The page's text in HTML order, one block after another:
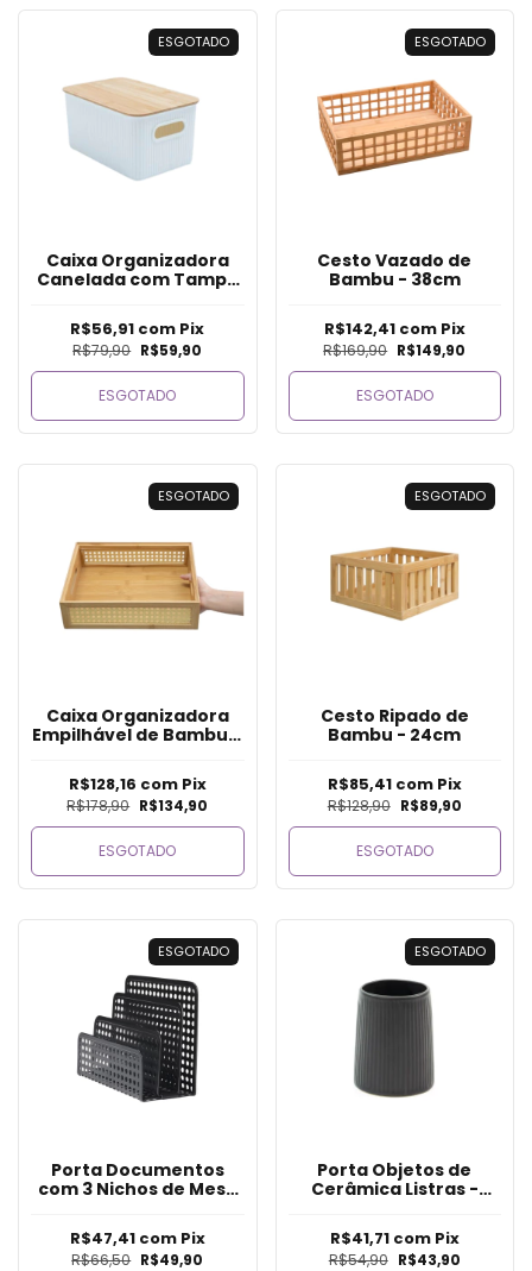
ESGOTADO
Caixa Organizadora
Canelada com Tampa
R$79,90 R$59,90
R$56,91 com Pix
ESGOTADO
ESGOTADO
Cesto Vazado de
Bambu - 38cm
R$169,90 R$149,90
R$142,41 com Pix
ESGOTADO
ESGOTADO
Caixa Organizadora
Empilhável de Bambu e
R$178,90 R$134,90
R$128,16 com Pix
ESGOTADO
ESGOTADO
Cesto Ripado de
Bambu - 24cm
R$128,90 R$89,90
R$85,41 com Pix
ESGOTADO
ESGOTADO
Porta Documentos
com 3 Nichos de Mesa
R$66,50 R$49,90
R$47,41 com Pix
ESGOTADO
Porta Objetos de
Cerâmica Listras -
R$54,90 R$43,90
R$41,71 com Pix